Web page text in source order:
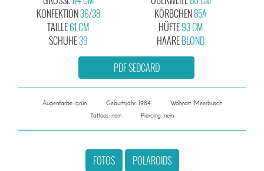
KONFEKTION36/38
KÖRBCHEN85A
TAILLE61 CM
SCHUHE39
HÜFTE93 CM
HAAREBLOND
PDF SEDCARD
Augenfarbe: grün Geburtsjahr: 1984
Wohnort: Meerbusch
Tattoos: nein
Piercing: nein
FOTOS POLAROIDS